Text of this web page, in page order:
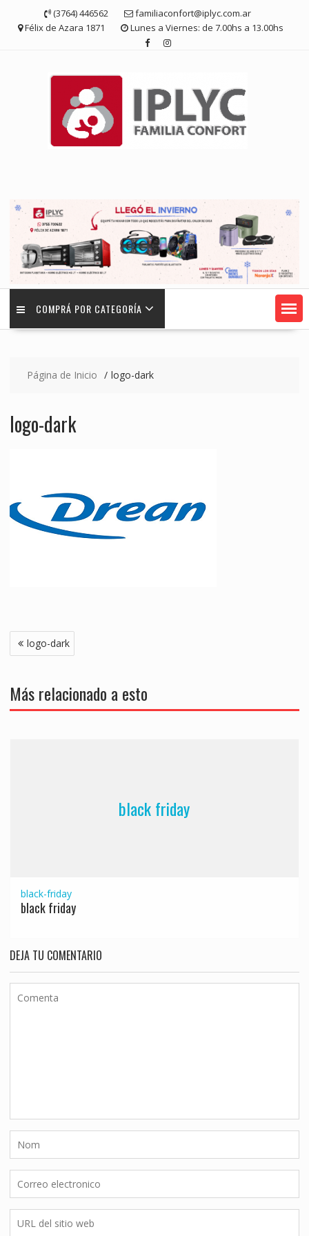
contenido
(3764) 446562
familiaconfort@iplyc.com.ar
Félix de Azara 1871
Lunes a Viernes: de 7.00hs a 13.00hs
COMPRÁ POR CATEGORÍA
Página de Inicio logo-dark
logo-dark
Navegación
de
logo-dark
Más relacionado a esto
black friday
black-friday
black friday
DEJA TU COMENTARIO